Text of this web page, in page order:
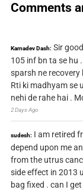
Comments
Kamadev Dash: Sir
105 inf bn ta se hu
sparsh ne recovery
Rti ki madhyam se
nehi de rahe hai .
2 Days Ago
sudesh: I am retired
depend upon me
from the utrus
side effect in 2013
bag fixed . can I